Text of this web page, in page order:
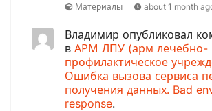
Материалы about 1 month
Владимир опубликовал
в АРМ ЛПУ (арм лечебно-
профилактическое
Ошибка вызова сервиса
получения данных. Bad
response.